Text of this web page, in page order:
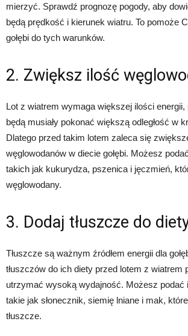
mierzyć. Sprawdź prognozę pogody, aby
będą prędkość i kierunek wiatru. To pomoże
gołębi do tych warunków.
2. Zwiększ ilość
Lot z wiatrem wymaga większej ilości energii,
będą musiały pokonać większą odległość w
Dlatego przed takim lotem zaleca się
węglowodanów w diecie gołębi. Możesz
takich jak kukurydza, pszenica i jęczmień,
węglowodany.
3. Dodaj tłuszcze do
Tłuszcze są ważnym źródłem energii dla
tłuszczów do ich diety przed lotem z wiatrem
utrzymać wysoką wydajność. Możesz podać
takie jak słonecznik, siemię lniane i mak,
tłuszcze.